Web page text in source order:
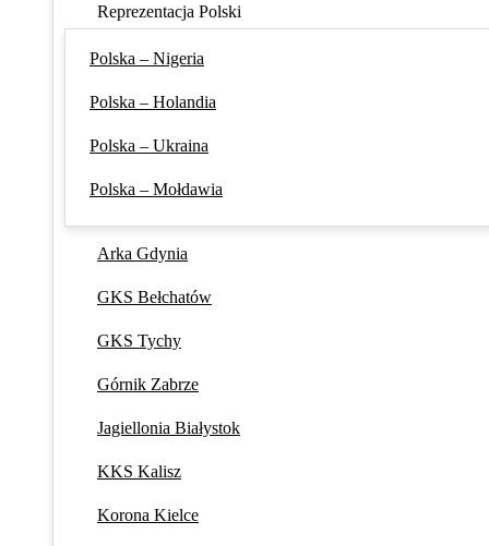
Reprezentacja Polski
Polska – Nigeria
Polska – Holandia
Polska – Ukraina
Polska – Mołdawia
Arka Gdynia
GKS Bełchatów
GKS Tychy
Górnik Zabrze
Jagiellonia Białystok
KKS Kalisz
Korona Kielce